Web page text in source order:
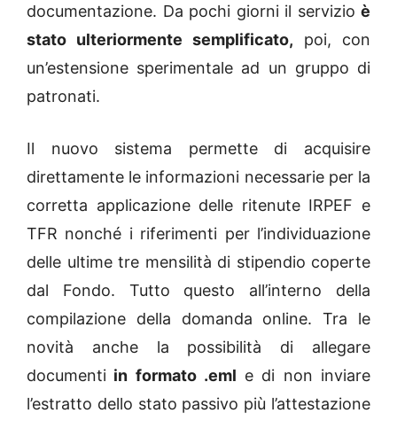
documentazione. Da pochi giorni il servizio è
stato ulteriormente semplificato, poi, con
un’estensione sperimentale ad un gruppo di
patronati.
Il nuovo sistema permette di acquisire
direttamente le informazioni necessarie per la
corretta applicazione delle ritenute IRPEF e
TFR nonché i riferimenti per l’individuazione
delle ultime tre mensilità di stipendio coperte
dal Fondo. Tutto questo all’interno della
compilazione della domanda online. Tra le
novità anche la possibilità di allegare
documenti in formato .eml e di non inviare
l’estratto dello stato passivo più l’attestazione